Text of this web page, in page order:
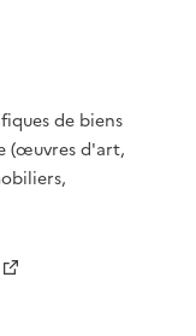
de biens
(œuvres d'art,